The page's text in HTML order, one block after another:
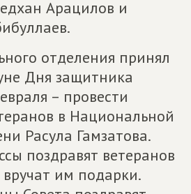
Арацилов и
отделения принял
Дня защитника
– провести
в Национальной
Расула Гамзатова.
поздравят ветеранов
им подарки.